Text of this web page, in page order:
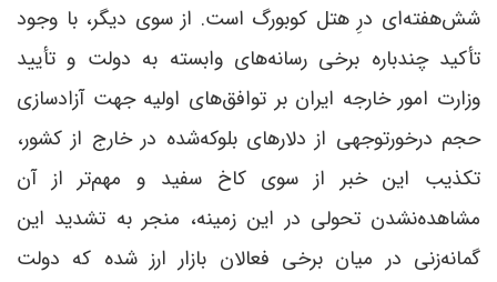
شش‌هفته‌ای درِ هتل کوبورگ است. از سوی دیگر، با وجود
تأکید چندباره برخی رسانه‌های وابسته به دولت و تأیید
وزارت امور خارجه ایران بر توافق‌های اولیه جهت آزادسازی
حجم درخورتوجهی از دلارهای بلوکه‌شده در خارج از کشور،
تکذیب این خبر از سوی کاخ سفید و مهم‌تر از آن
مشاهده‌نشدن تحولی در این زمینه، منجر به تشدید این
گمانه‌زنی در میان برخی فعالان بازار ارز شده که دولت